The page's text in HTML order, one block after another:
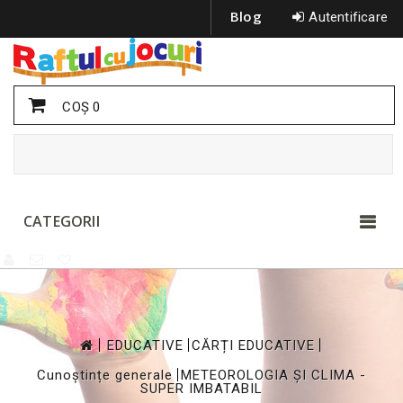
Autentificare
Blog
COŞ0
CATEGORII
EDUCATIVE CĂRȚI EDUCATIVE
Cunoștințe generale METEOROLOGIA ȘI CLIMA -
SUPER IMBATABIL